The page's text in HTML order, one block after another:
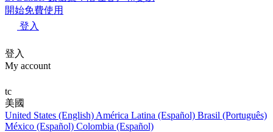
開始免費使用
登入
登入
My account
tc
美國
United States (English) América Latina (Español) Brasil (Português)
México (Español) Colombia (Español)